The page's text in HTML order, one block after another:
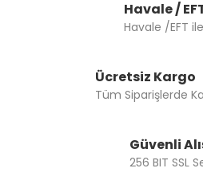
Havale /
Havale /EFT
Ücretsiz Kargo
Tüm Siparişlerde
Güvenli
256 BIT SSL